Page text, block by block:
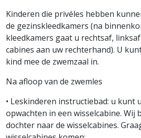
Kinderen die privéles hebben
de gezinskleedkamers (na
kleedkamers gaat u rechtsaf,
cabines aan uw rechterhand). U
kind mee de zwemzaal in.
Na afloop van de zwemles
• Leskinderen instructiebad: u kunt
opwachten in een wisselcabine. Wij
dochter naar de wisselcabines.